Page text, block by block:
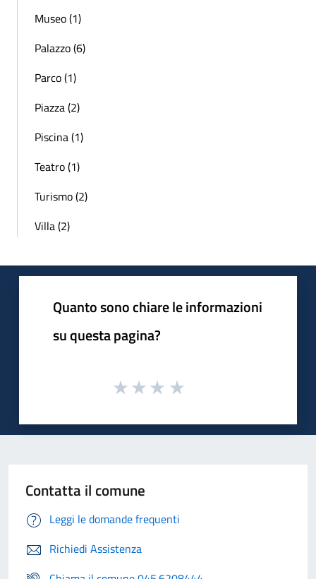
Museo (1)
Palazzo (6)
Parco (1)
Piazza (2)
Piscina (1)
Teatro (1)
Turismo (2)
Villa (2)
Quanto sono chiare le informazioni
su questa pagina?
Contatta il comune
Leggi le domande frequenti
Richiedi Assistenza